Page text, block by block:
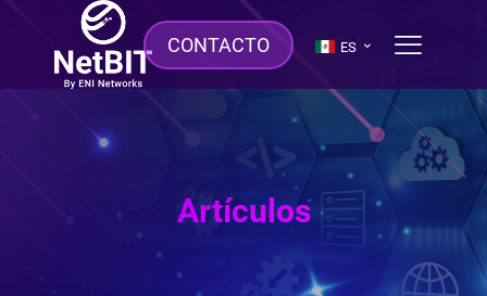
CONTACTO ES
Artículos